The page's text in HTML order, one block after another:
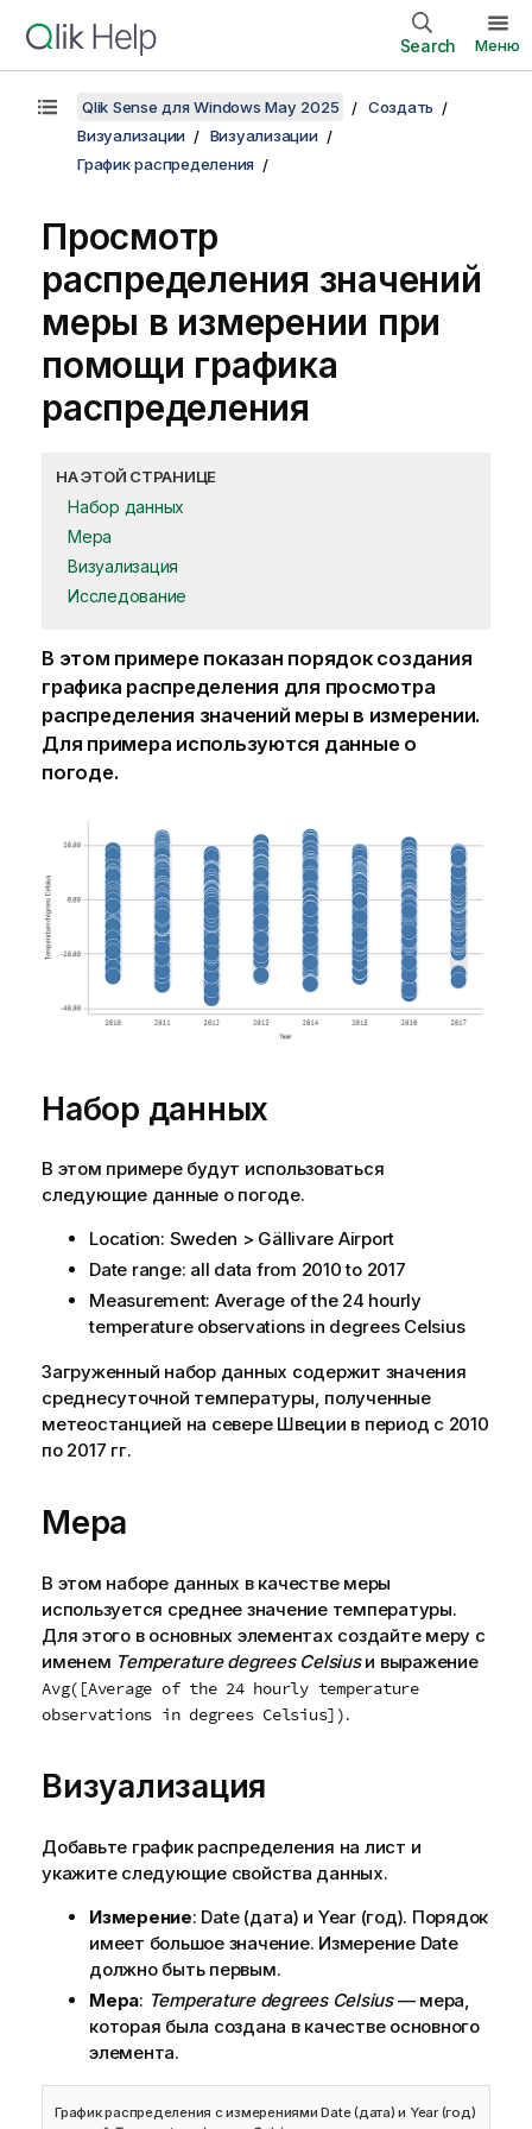
Search Меню
Qlik Sense для Windows May 2025
Создать
Визуализации
Визуализации
График распределения
Просмотр
распределения значений
меры в измерении при
помощи графика
распределения
НА ЭТОЙ СТРАНИЦЕ
Набор данных
Мера
Визуализация
Исследование
В этом примере показан порядок создания
графика распределения для просмотра
распределения значений меры в измерении.
Для примера используются данные о
погоде.
Набор данных
В этом примере будут использоваться
следующие данные о погоде.
Location: Sweden > Gällivare Airport
Date range: all data from 2010 to 2017
Measurement: Average of the 24 hourly
temperature observations in degrees Celsius
Загруженный набор данных содержит значения
среднесуточной температуры, полученные
метеостанцией на севере Швеции в период с 2010
по 2017 гг.
Мера
В этом наборе данных в качестве меры
используется среднее значение температуры.
Для этого в основных элементах создайте меру с
именем Temperature degrees Celsiusи выражение
Avg([Average of the 24 hourly temperature
observations in degrees Celsius]).
Визуализация
Добавьте график распределения на лист и
укажите следующие свойства данных.
Измерение: Date(дата) и Year(год). Порядок
имеет большое значение. Измерение Date
должно быть первым.
Мера: Temperature degrees Celsius— мера,
которая была создана в качестве основного
элемента.
График распределения с измерениямиDate(дата) и Year(год)